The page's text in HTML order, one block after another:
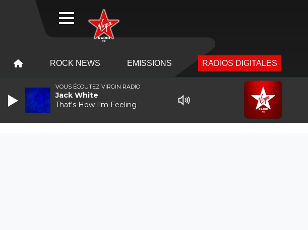
ROCK NEWS EMISSIONS RADIOS DIGITALES
VOUS ÉCOUTEZ VIRGIN RADIO
Jack White
That's How I'm Feeling
WEBRADIO